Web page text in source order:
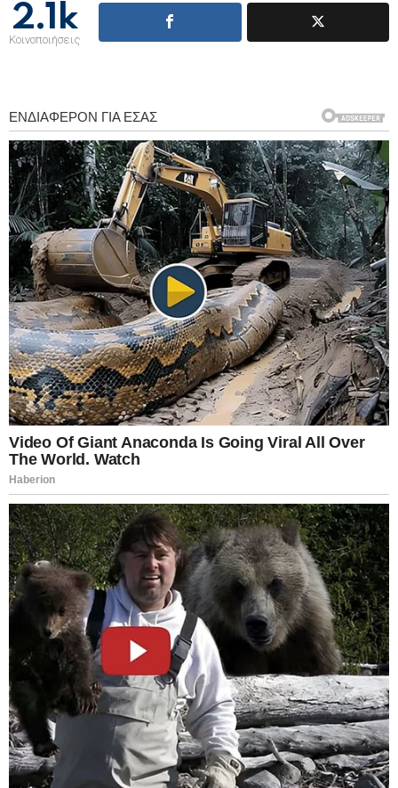
2.1k
Κοινοποιήσεις